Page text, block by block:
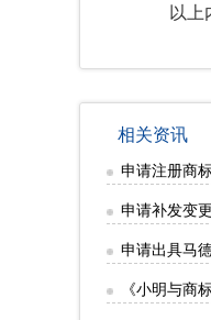
以上
相关资讯
申请注册商
申请补发变
申请出具马
《小明与商